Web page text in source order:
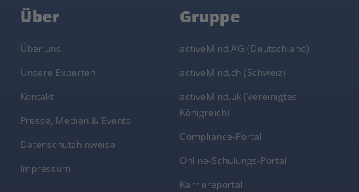
Über
Über uns
Unsere Experten
Kontakt
Presse, Medien & Events
Datenschutzhinweise
Impressum
Gruppe
activeMind AG (Deutschland)
activeMind.ch (Schweiz)
activeMind.uk (Vereinigtes
Königreich)
Compliance-Portal
Online-Schulungs-Portal
Karriereportal